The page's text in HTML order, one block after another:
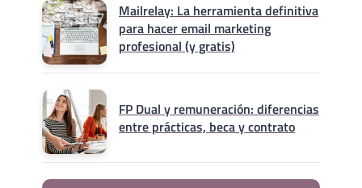
Mailrelay: La herramienta definitiva
para hacer email marketing
profesional (y gratis)
FP Dual y remuneración: diferencias
entre prácticas, beca y contrato